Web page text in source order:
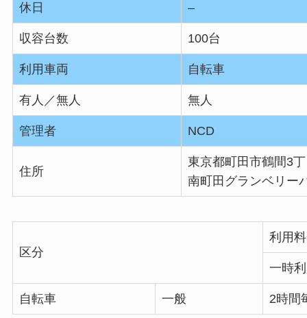
休日 –
収容台数 100台
利用車両 自転車
有人／無人 無人
管理者 NCD
住所
東京都町田市鶴間3
南町田グランベリー
区分
利用
一時
自転車 一般 2時間